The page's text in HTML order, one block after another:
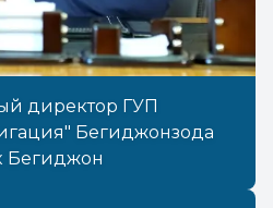
директор ГУП
Бегиджонзода
Бегиджон